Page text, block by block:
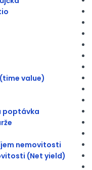
value)
poptávka
nemovitosti
(Net yield)